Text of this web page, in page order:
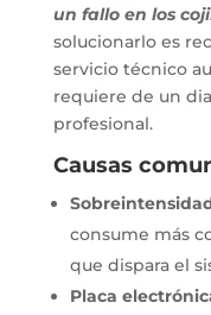
un fallo en los
solucionarlo es
servicio técnico
requiere de un
profesional.
Causas
consume más
que dispara el
Placa